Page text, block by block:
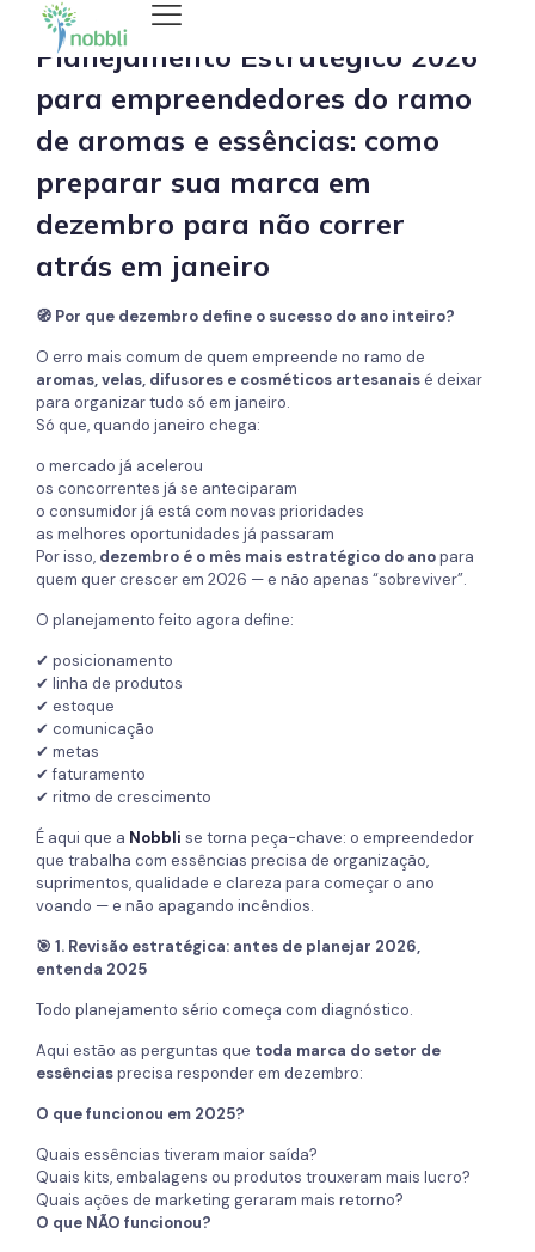
Planejamento Estratégico 2026
para empreendedores do ramo
de aromas e essências: como
preparar sua marca em
dezembro para não correr
atrás em janeiro
🧭 Por que dezembro define o sucesso do ano inteiro?
O erro mais comum de quem empreende no ramo de
aromas, velas, difusores e cosméticos artesanaisé deixar
para organizar tudo só em janeiro.
Só que, quando janeiro chega:
o mercado já acelerou
os concorrentes já se anteciparam
o consumidor já está com novas prioridades
as melhores oportunidades já passaram
Por isso, dezembro é o mês mais estratégico do anopara
quem quer crescer em 2026 — e não apenas “sobreviver”.
O planejamento feito agora define:
✔ posicionamento
✔ linha de produtos
✔ estoque
✔ comunicação
✔ metas
✔ faturamento
✔ ritmo de crescimento
É aqui que a Nobbli se torna peça-chave: o empreendedor
que trabalha com essências precisa de organização,
suprimentos, qualidade e clareza para começar o ano
voando — e não apagando incêndios.
🎯 1. Revisão estratégica: antes de planejar 2026,
entenda 2025
Todo planejamento sério começa com diagnóstico.
Aqui estão as perguntas que toda marca do setor de
essênciasprecisa responder em dezembro:
O que funcionou em 2025?
Quais essências tiveram maior saída?
Quais kits, embalagens ou produtos trouxeram mais lucro?
Quais ações de marketing geraram mais retorno?
O que NÃO funcionou?